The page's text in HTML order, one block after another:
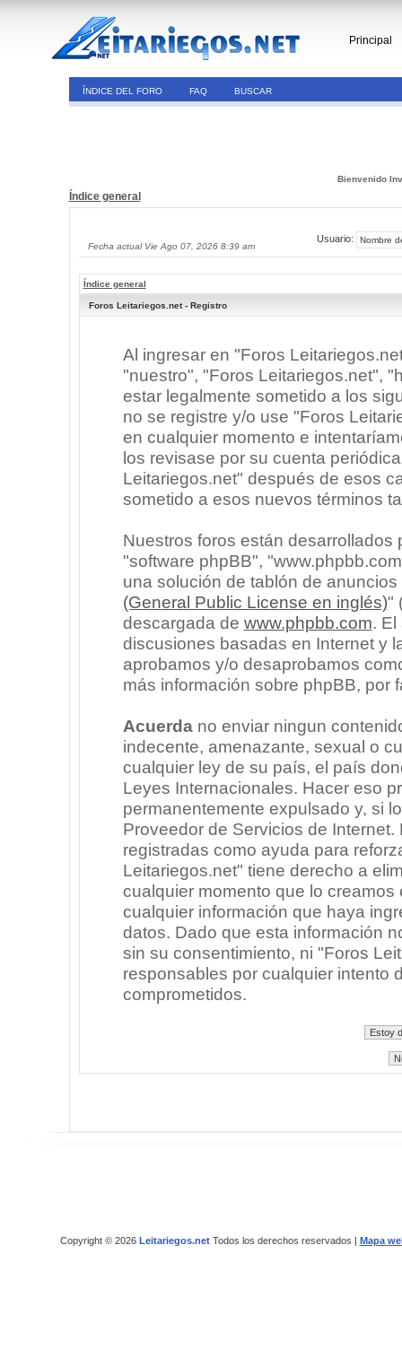
Principal
ÍNDICE DEL FORO FAQ BUSCAR
Bienvenido
Índice general
Fecha actual Vie Ago 07, 2026 8:39 am
Usuario:
Índice general
Foros Leitariegos.net - Registro
Al ingresar en "Foros
"nuestro", "Foros Leitariegos.net",
estar legalmente sometido a los
no se registre y/o use "Foros
en cualquier momento e
los revisase por su cuenta
Leitariegos.net" después de esos
sometido a esos nuevos términos
Nuestros foros están
"software phpBB",
una solución de tablón de
(General Public License en inglés)"
descargada de www.phpbb.com. El
discusiones basadas en Internet y
aprobamos y/o desaprobamos
más información sobre phpBB, por
Acuerdano enviar ningun
indecente, amenazante, sexual o
cualquier ley de su país, el país
Leyes Internacionales. Hacer eso
permanentemente expulsado y, si
Proveedor de Servicios de
registradas como ayuda para
Leitariegos.net" tiene derecho a
cualquier momento que lo
cualquier información que haya
datos. Dado que esta información
sin su consentimiento, ni "Foros
responsables por cualquier intento
comprometidos.
Copyright © 2026 Leitariegos.netTodos los derechos reservados | Mapa